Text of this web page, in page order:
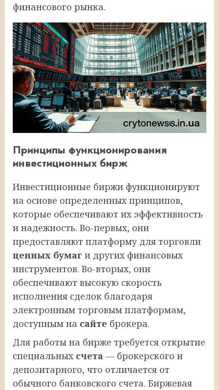
финансового рынка.
Принципы функционирования
инвестиционных бирж
Инвестиционные биржи функционируют
на основе определенных принципов,
которые обеспечивают их эффективность
и надежность. Во-первых, они
предоставляют платформу для торговли
ценных бумаг и других финансовых
инструментов. Во-вторых, они
обеспечивают высокую скорость
исполнения сделок благодаря
электронным торговым платформам,
доступным на сайте брокера.
Для работы на бирже требуется открытие
специальных счета — брокерского и
депозитарного, что отличается от
обычного банковского счета. Биржевая